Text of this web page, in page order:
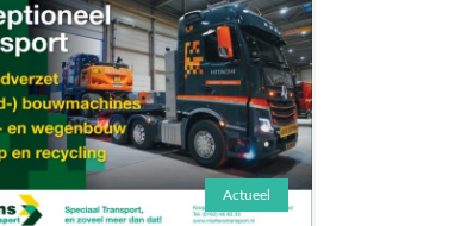
Actueel